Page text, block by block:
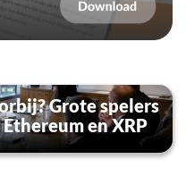
Grote spelers
en XRP